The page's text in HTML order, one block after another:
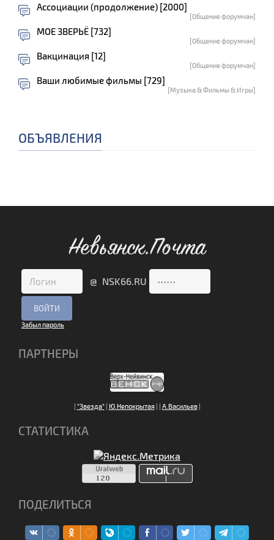
Ассоциации (продолжение) [2000]
[Общение форумчан]
МОЕ ЗВЕРЬЁ [732]
[Общение форумчан]
Вакцинация [12]
[Общение форумчан]
Ваши любимые фильмы [729]
[Музыка & Фильмы & Игры]
ОБЪЯВЛЕНИЯ
Невьянск.Почта
@ NSK66.RU
Забыл пароль
ПАРТНЕРЫ
| "Звезда"| Ю.Непокрытая| | А.Васильев|
СТАТИСТИКА
ПОДЕЛИТЬСЯ